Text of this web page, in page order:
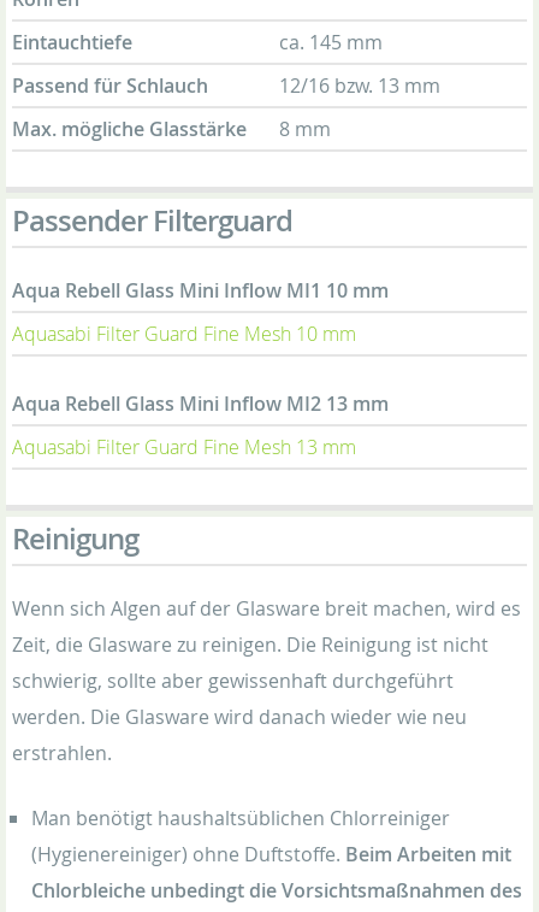
Eintauchtiefe
ca. 145 mm
Passend für Schlauch
12/16 bzw. 13 mm
Max. mögliche Glasstärke
8 mm
Passender Filterguard
Aqua Rebell Glass Mini Inflow MI1 10 mm
Aquasabi Filter Guard Fine Mesh 10 mm
Aqua Rebell Glass Mini Inflow MI2 13 mm
Aquasabi Filter Guard Fine Mesh 13 mm
Reinigung
Wenn sich Algen auf der Glasware breit machen, wird es
Zeit, die Glasware zu reinigen. Die Reinigung ist nicht
schwierig, sollte aber gewissenhaft durchgeführt
werden. Die Glasware wird danach wieder wie neu
erstrahlen.
Man benötigt haushaltsüblichen Chlorreiniger
(Hygienereiniger) ohne Duftstoffe. Beim Arbeiten mit
Chlorbleiche unbedingt die Vorsichtsmaßnahmen des